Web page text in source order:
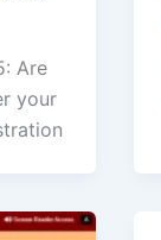
Are
your